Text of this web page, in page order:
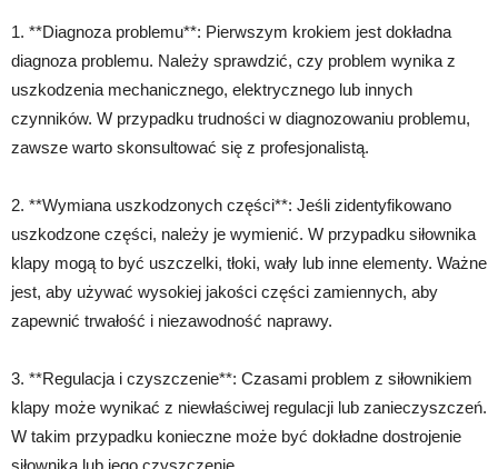
1. **Diagnoza problemu**: Pierwszym krokiem jest dokładna
diagnoza problemu. Należy sprawdzić, czy problem wynika z
uszkodzenia mechanicznego, elektrycznego lub innych
czynników. W przypadku trudności w diagnozowaniu problemu,
zawsze warto skonsultować się z profesjonalistą.
2. **Wymiana uszkodzonych części**: Jeśli zidentyfikowano
uszkodzone części, należy je wymienić. W przypadku siłownika
klapy mogą to być uszczelki, tłoki, wały lub inne elementy. Ważne
jest, aby używać wysokiej jakości części zamiennych, aby
zapewnić trwałość i niezawodność naprawy.
3. **Regulacja i czyszczenie**: Czasami problem z siłownikiem
klapy może wynikać z niewłaściwej regulacji lub zanieczyszczeń.
W takim przypadku konieczne może być dokładne dostrojenie
siłownika lub jego czyszczenie.